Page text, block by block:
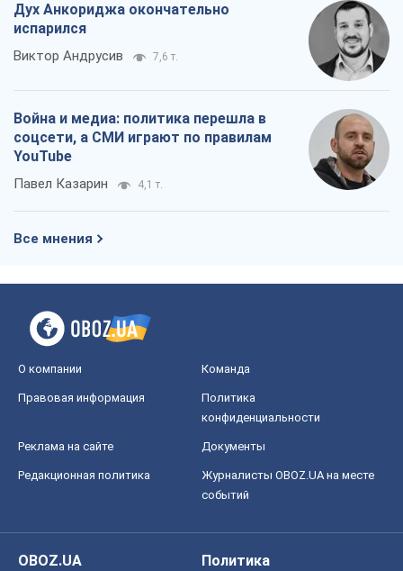
Дух Анкориджа окончательно
испарился
Виктор Андрусив 7,6 т.
Война и медиа: политика перешла в
соцсети, а СМИ играют по правилам
YouTube
Павел Казарин 4,1 т.
Все мнения
О компании Команда
Правовая информация
Политика
конфиденциальности
Реклама на сайте Документы
Редакционная политика
Журналисты OBOZ.UA на месте
событий
OBOZ.UA
Политика